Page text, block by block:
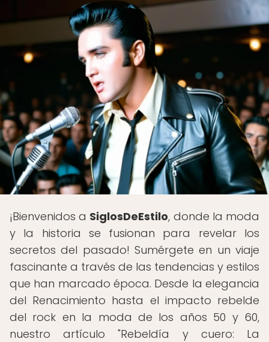
¡Bienvenidos a SiglosDeEstilo, donde la moda
y la historia se fusionan para revelar los
secretos del pasado! Sumérgete en un viaje
fascinante a través de las tendencias y estilos
que han marcado época. Desde la elegancia
del Renacimiento hasta el impacto rebelde
del rock en la moda de los años 50 y 60,
nuestro artículo "Rebeldía y cuero: La